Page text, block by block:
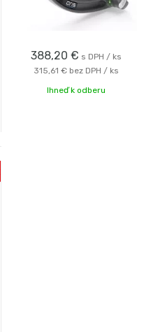
388,20 € s DPH / ks
315,61 € bez DPH / ks
Ihneď k odberu